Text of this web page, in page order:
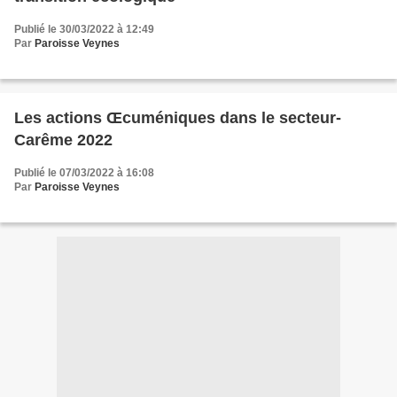
Publié le 30/03/2022 à 12:49
Par Paroisse Veynes
Les actions Œcuméniques dans le secteur-
Carême 2022
Publié le 07/03/2022 à 16:08
Par Paroisse Veynes